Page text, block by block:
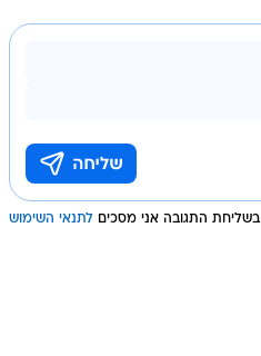
בשליחת התגובה אני מסכים לתנאי השימוש